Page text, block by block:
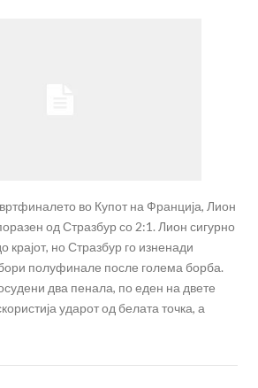
во Купот на Франција, Лион
од Стразбур со 2:1. Лион сигурно
но Стразбур го изненади
полуфинале после голема борба.
два пенала, по еден на двете
ударот од белата точка, а